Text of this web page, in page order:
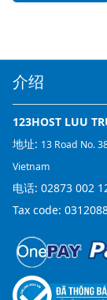
介绍
123HOST LUU
地址: 13 Road No.
Vietnam
电话: 02873 002
Tax code: